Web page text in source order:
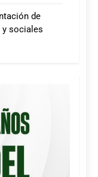
de
sociales